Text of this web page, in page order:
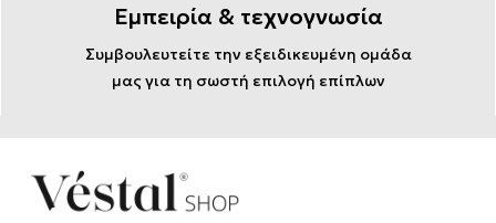
Εμπειρία & τεχνογνωσία
Συμβουλευτείτε την εξειδικευμένη ομάδα
μας για τη σωστή επιλογή επίπλων